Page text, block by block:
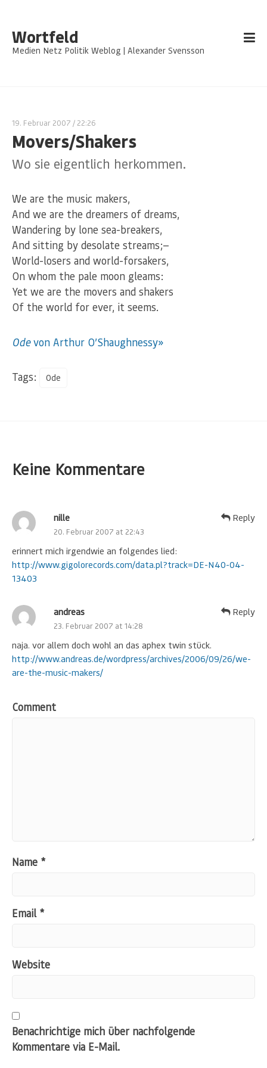
Wortfeld
Medien Netz Politik Weblog | Alexander Svensson
19. Februar 2007 / 22:26
Movers/Shakers
Wo sie eigentlich herkommen.
We are the music makers,
And we are the dreamers of dreams,
Wandering by lone sea-breakers,
And sitting by desolate streams;—
World-losers and world-forsakers,
On whom the pale moon gleams:
Yet we are the movers and shakers
Of the world for ever, it seems.
Odevon Arthur O’Shaughnessy»
Tags: Ode
Keine Kommentare
nille
20. Februar 2007 at 22:43
erinnert mich irgendwie an folgendes lied:
http://www.gigolorecords.com/data.pl?track=DE-N40-04-
13403
Reply
andreas
23. Februar 2007 at 14:28
naja. vor allem doch wohl an das aphex twin stück.
http://www.andreas.de/wordpress/archives/2006/09/26/we-
are-the-music-makers/
Reply
Comment
Name *
Email *
Website
Benachrichtige mich über nachfolgende
Kommentare via E-Mail.